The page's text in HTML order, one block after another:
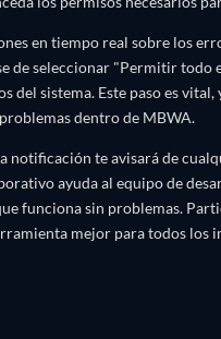
en tiempo real sobre los
de seleccionar "Permitir
sistema. Este paso es
dentro de MBWA.
te avisará de
ayuda al equipo de
funciona sin problemas.
mejor para todos los